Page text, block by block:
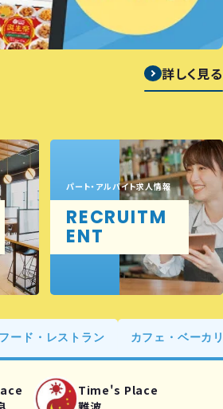
詳しく見る
パート・アルバイト求人情報
RECRUITM
ENT
フード・レストラン カフェ・ベーカ
Time's Place